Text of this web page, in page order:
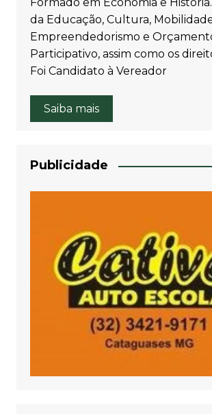
Formado em Economia e
da Educação, Cultura,
Empreendedorismo e
Participativo, assim como os
Foi Candidato à Vereador
Saiba mais
Publicidade